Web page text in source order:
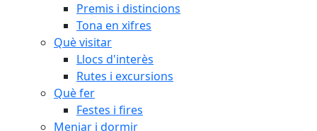
Premis i distincions
Tona en xifres
Què visitar
Llocs d'interès
Rutes i excursions
Què fer
Festes i fires
Menjar i dormir